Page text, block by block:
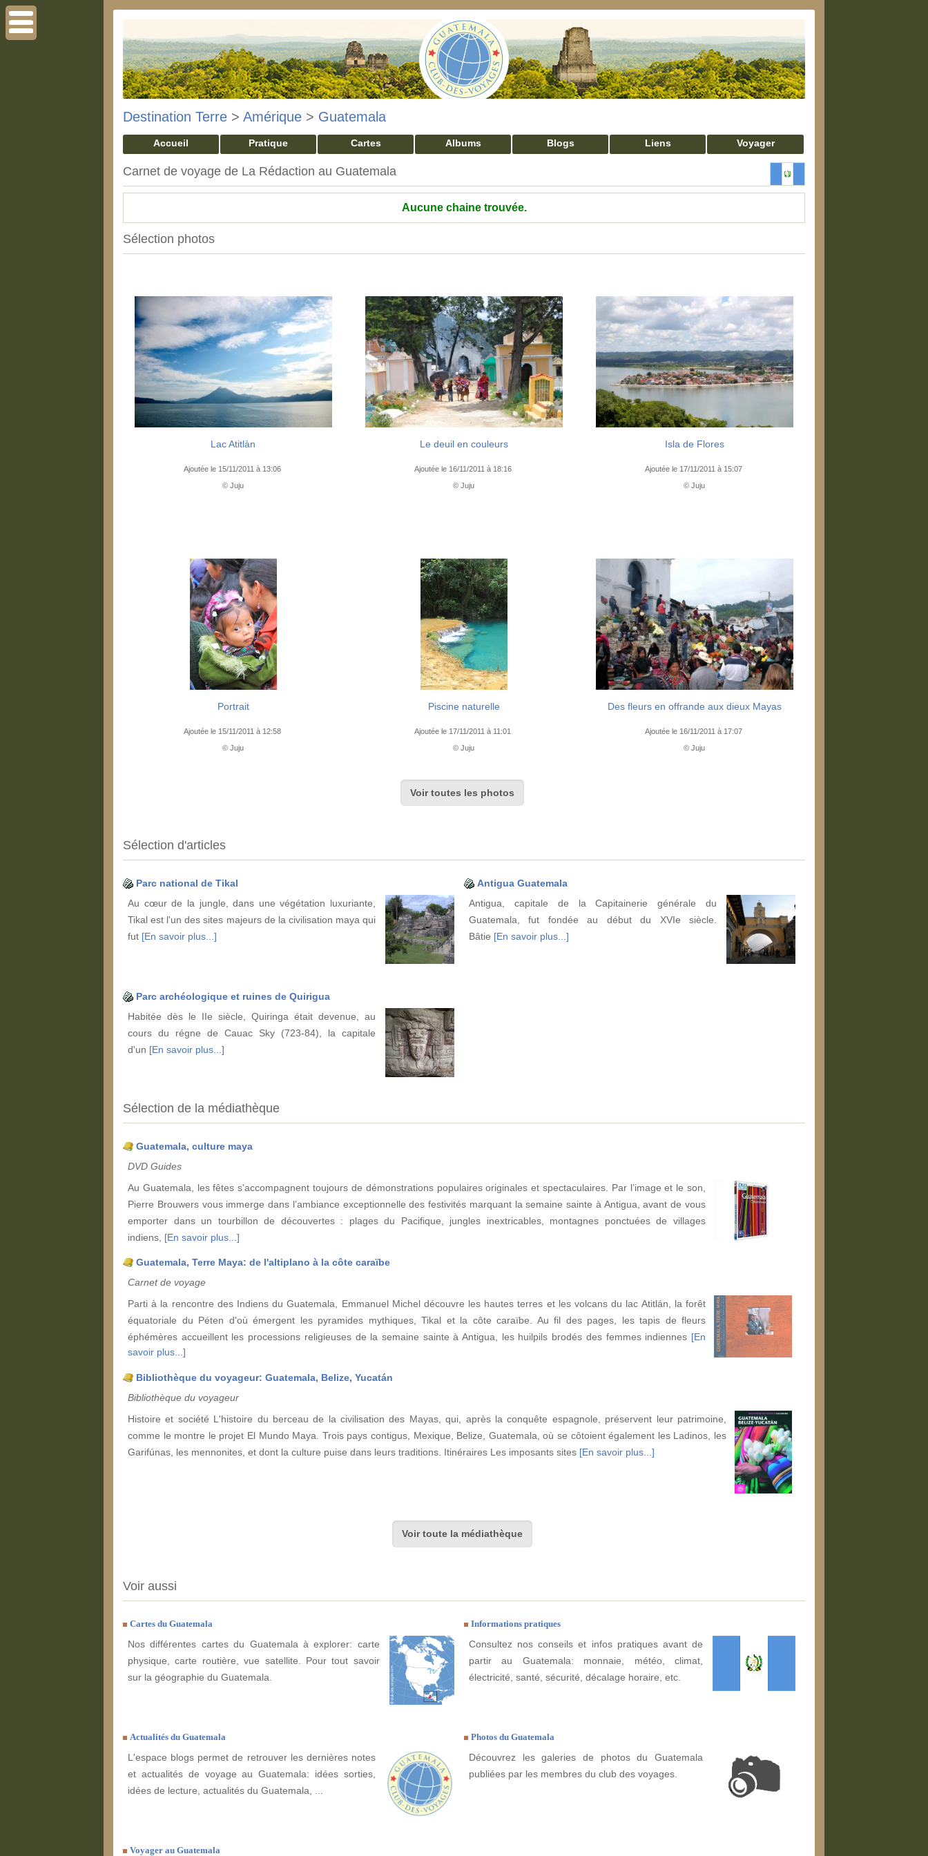
Destination Terre > Amérique > Guatemala
Accueil Pratique Cartes Albums Blogs Liens Voyager
Carnet de voyage de La Rédaction au Guatemala
Aucune chaine trouvée.
Sélection photos
Lac Atitlàn
Ajoutée le 15/11/2011 à 13:06
© Juju
Le deuil en couleurs
Ajoutée le 16/11/2011 à 18:16
© Juju
Isla de Flores
Ajoutée le 17/11/2011 à 15:07
© Juju
Portrait
Ajoutée le 15/11/2011 à 12:58
© Juju
Piscine naturelle
Ajoutée le 17/11/2011 à 11:01
© Juju
Des fleurs en offrande aux dieux Mayas
Ajoutée le 16/11/2011 à 17:07
© Juju
Voir toutes les photos
Sélection d'articles
Parc national de Tikal
Au cœur de la jungle, dans une végétation luxuriante,
Tikal est l'un des sites majeurs de la civilisation maya qui
fut [En savoir plus...]
Antigua Guatemala
Antigua, capitale de la Capitainerie générale du
Guatemala, fut fondée au début du XVIe siècle.
Bâtie [En savoir plus...]
Parc archéologique et ruines de Quirigua
Habitée dès le IIe siècle, Quiringa était devenue, au
cours du régne de Cauac Sky (723-84), la capitale
d'un [En savoir plus...]
Sélection de la médiathèque
Guatemala, culture maya
DVD Guides
Au Guatemala, les fêtes s'accompagnent toujours de démonstrations populaires originales et spectaculaires. Par l’image et le son,
Pierre Brouwers vous immerge dans l’ambiance exceptionnelle des festivités marquant la semaine sainte à Antigua, avant de vous
emporter dans un tourbillon de découvertes : plages du Pacifique, jungles inextricables, montagnes ponctuées de villages
indiens, [En savoir plus...]
Guatemala, Terre Maya: de l'altiplano à la côte caraïbe
Carnet de voyage
Parti à la rencontre des Indiens du Guatemala, Emmanuel Michel découvre les hautes terres et les volcans du lac Atitlán, la forêt
équatoriale du Péten d'où émergent les pyramides mythiques, Tikal et la côte caraïbe. Au fil des pages, les tapis de fleurs
éphémères accueillent les processions religieuses de la semaine sainte à Antigua, les huilpils brodés des femmes indiennes [En
savoir plus...]
Bibliothèque du voyageur: Guatemala, Belize, Yucatán
Bibliothèque du voyageur
Histoire et société L'histoire du berceau de la civilisation des Mayas, qui, après la conquête espagnole, préservent leur patrimoine,
comme le montre le projet El Mundo Maya. Trois pays contigus, Mexique, Belize, Guatemala, où se côtoient également les Ladinos, les
Garifúnas, les mennonites, et dont la culture puise dans leurs traditions. Itinéraires Les imposants sites [En savoir plus...]
Voir toute la médiathèque
Voir aussi
Cartes du Guatemala
Nos différentes cartes du Guatemala à explorer: carte
physique, carte routière, vue satellite. Pour tout savoir
sur la géographie du Guatemala.
Informations pratiques
Consultez nos conseils et infos pratiques avant de
partir au Guatemala: monnaie, météo, climat,
électricité, santé, sécurité, décalage horaire, etc.
Actualités du Guatemala
L'espace blogs permet de retrouver les dernières notes
et actualités de voyage au Guatemala: idées sorties,
idées de lecture, actualités du Guatemala, ...
Photos du Guatemala
Découvrez les galeries de photos du Guatemala
publiées par les membres du club des voyages.
Voyager au Guatemala